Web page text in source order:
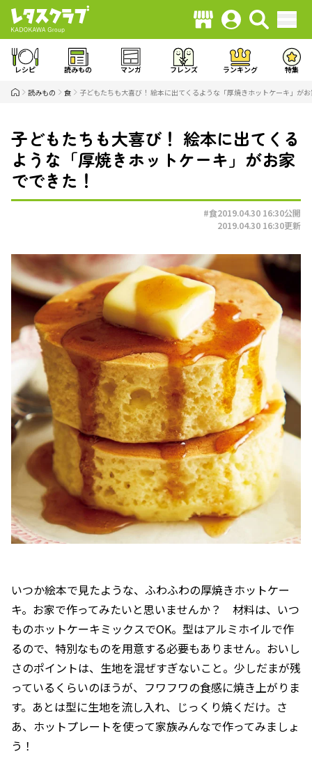
レシピ 読みもの マンガ フレンズ ランキング 特集
読みもの 食 子どもたちも大喜び！ 絵本に出てくるような「厚焼きホットケーキ」が
子どもたちも大喜び！ 絵本に出てくる
ような「厚焼きホットケーキ」がお家
でできた！
#食2019.04.30 16:30公開
2019.04.30 16:30更新
いつか絵本で見たような、ふわふわの厚焼きホットケー
キ。お家で作ってみたいと思いませんか？ 材料は、いつ
ものホットケーキミックスでOK。型はアルミホイルで作
るので、特別なものを用意する必要もありません。おいし
さのポイントは、生地を混ぜすぎないこと。少しだまが残
っているくらいのほうが、フワフワの食感に焼き上がりま
す。あとは型に生地を流し入れ、じっくり焼くだけ。さ
あ、ホットプレートを使って家族みんなで作ってみましょ
う！